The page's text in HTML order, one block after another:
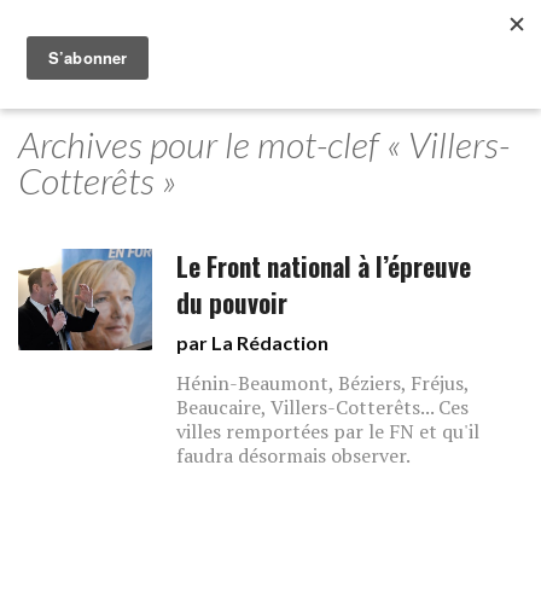
Archives pour le mot-clef « Villers-
Cotterêts »
Le Front national à l’épreuve
du pouvoir
par La Rédaction
Hénin-Beaumont, Béziers, Fréjus,
Beaucaire, Villers-Cotterêts... Ces
villes remportées par le FN et qu'il
faudra désormais observer.